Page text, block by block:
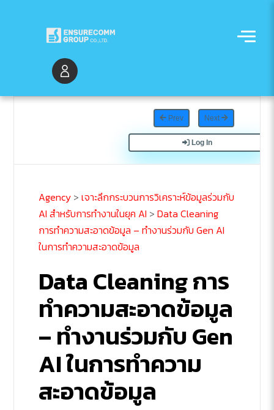
Prev Next
Log In
Agency >เจาะลึกกระบวนการวิเคราะห์ข้อมูลร่วมกับ
AI สำหรับการทำงานในยุค AI >Data Cleaning
การทำความสะอาดข้อมูล – ทำงานร่วมกับ Gen AI
ในการทำความสะอาดข้อมูล
Data Cleaning การ
ทำความสะอาดข้อมูล
– ทำงานร่วมกับ Gen
AI ในการทำความ
สะอาดข้อมูล